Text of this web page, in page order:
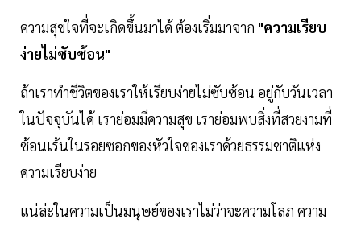
ความสุขใจที่จะเกิดขึ้นมาได้ ต้องเริ่มมาจาก "ความเรียบ
ง่ายไม่ซับซ้อน"
ถ้าเราทำชีวิตของเราให้เรียบง่ายไม่ซับซ้อน อยู่กับวันเวลา
ในปัจจุบันได้ เราย่อมมีความสุข เราย่อมพบสิ่งที่สวยงามที่
ซ้อนเร้นในรอยซอกของหัวใจของเราด้วยธรรมชาติแห่ง
ความเรียบง่าย
แน่ล่ะในความเป็นมนุษย์ของเราไม่ว่าจะความโลภ ความ